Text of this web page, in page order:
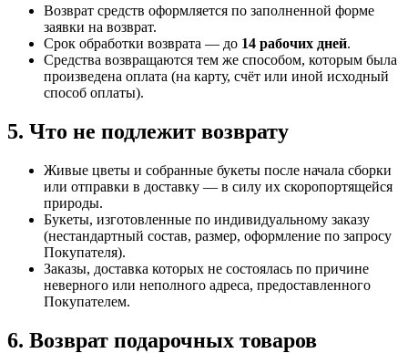
Возврат средств оформляется по заполненной форме
заявки на возврат.
Срок обработки возврата — до 14 рабочих дней.
Средства возвращаются тем же способом, которым была
произведена оплата (на карту, счёт или иной исходный
способ оплаты).
5. Что не подлежит возврату
Живые цветы и собранные букеты после начала сборки
или отправки в доставку — в силу их скоропортящейся
природы.
Букеты, изготовленные по индивидуальному заказу
(нестандартный состав, размер, оформление по запросу
Покупателя).
Заказы, доставка которых не состоялась по причине
неверного или неполного адреса, предоставленного
Покупателем.
6. Возврат подарочных товаров